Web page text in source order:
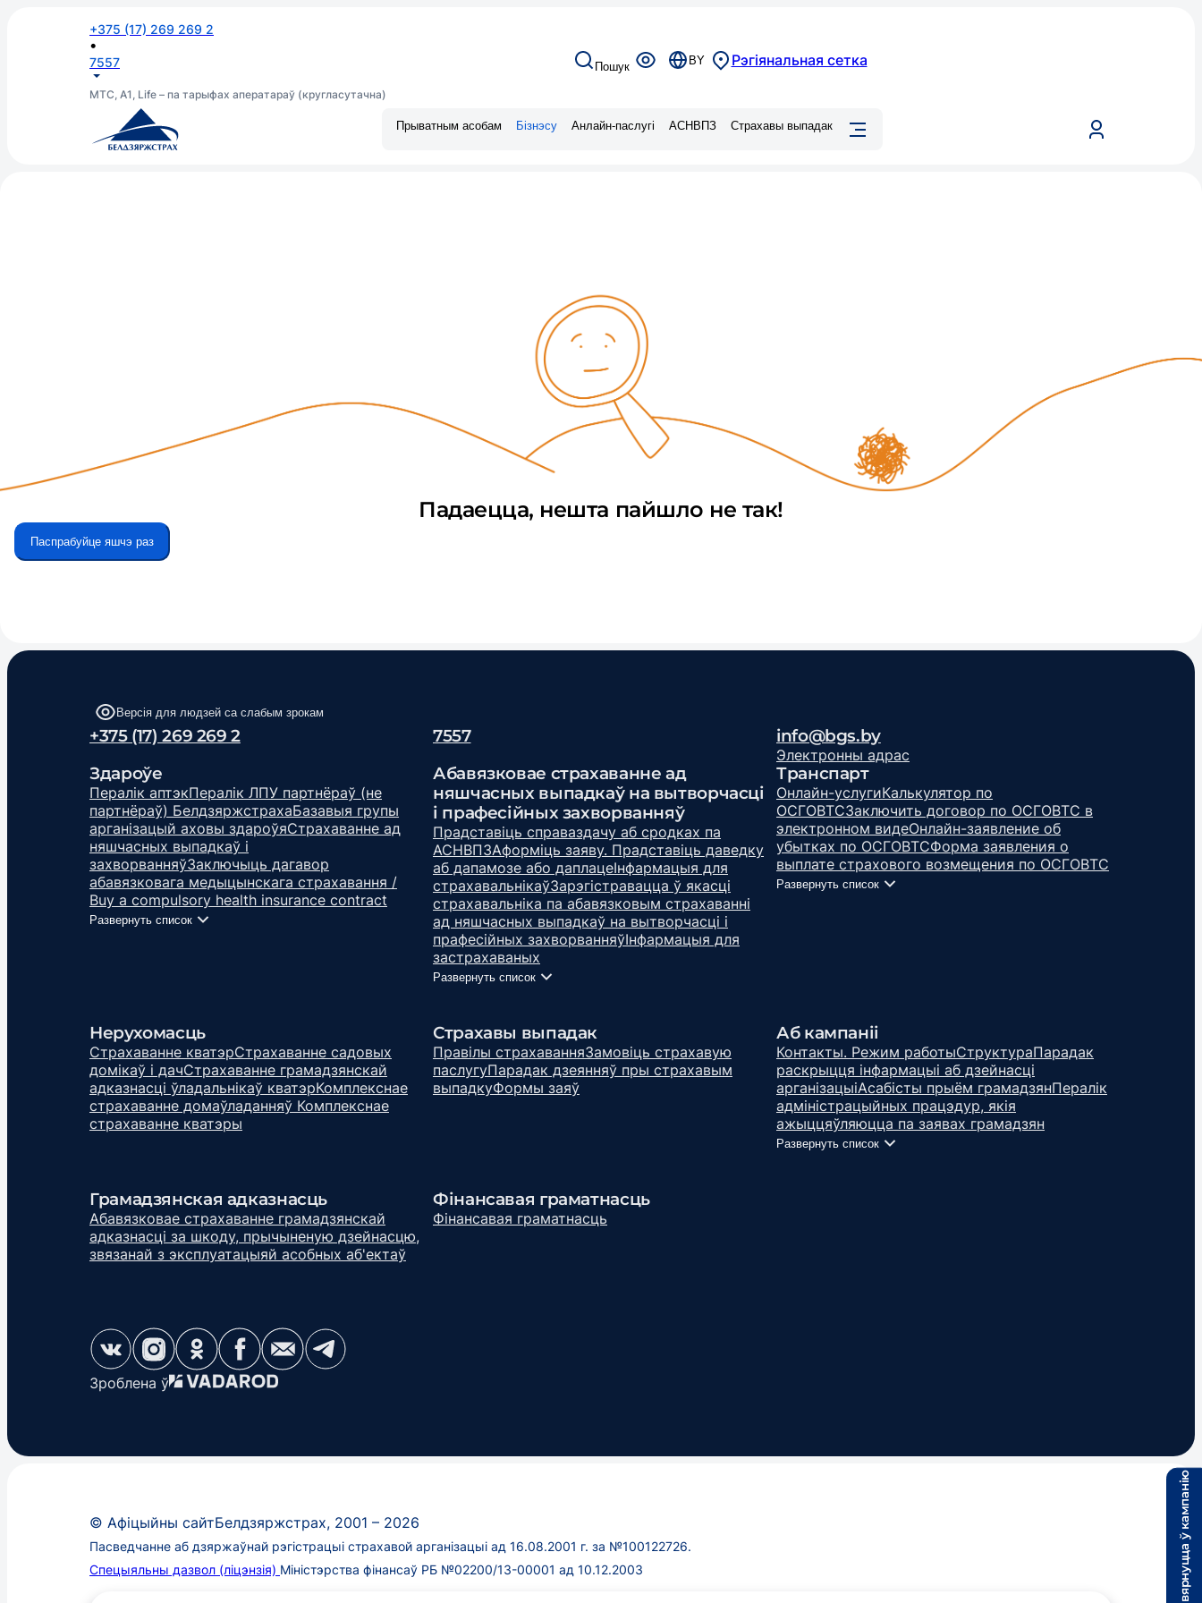
+375 (17) 269 269 2
•
7557
МТС, А1, Life – па тарыфах аператараў (кругласутачна)
Пошук BY Рэгіянальная сетка
Прыватным асобам Бізнэсу Анлайн-паслугі АСНВПЗ Страхавы выпадак
Падаецца, нешта пайшло не так!
Паспрабуйце яшчэ раз
Версія для людзей са слабым зрокам
+375 (17) 269 269 2 7557 info@bgs.by
Электронны адрас
Здароўе
Пералік аптэкПералік ЛПУ партнёраў (не
партнёраў) БелдзяржстрахаБазавыя групы
арганізацый аховы здароўяСтрахаванне ад
няшчасных выпадкаў і
захворванняўЗаключыць дагавор
абавязковага медыцынскага страхавання /
Buy a compulsory health insurance contract
Развернуть список
Абавязковае страхаванне ад
няшчасных выпадкаў на вытворчасці
і прафесійных захворванняў
Прадставіць справаздачу аб сродках па
АСНВПЗАформіць заяву. Прадставіць даведку
аб дапамозе або даплацеІнфармацыя для
страхавальнікаўЗарэгістравацца ў якасці
страхавальніка па абавязковым страхаванні
ад няшчасных выпадкаў на вытворчасці і
прафесійных захворванняўІнфармацыя для
застрахаваных
Развернуть список
Транспарт
Онлайн-услугиКалькулятор по
ОСГОВТСЗаключить договор по ОСГОВТС в
электронном видеОнлайн-заявление об
убытках по ОСГОВТСФорма заявления о
выплате страхового возмещения по ОСГОВТС
Развернуть список
Нерухомасць
Cтрахаванне кватэрСтрахаванне садовых
домікаў і дачСтрахаванне грамадзянскай
адказнасці ўладальнікаў кватэрКомплекснае
страхаванне домаўладанняў Комплекснае
страхаванне кватэры
Страхавы выпадак
Правілы страхаванняЗамовіць страхавую
паслугуПарадак дзеянняў пры страхавым
выпадкуФормы заяў
Аб кампаніі
Контакты. Режим работыСтруктураПарадак
раскрыцця інфармацыі аб дзейнасці
арганізацыіАсабісты прыём грамадзянПералік
адміністрацыйных працэдур, якія
ажыццяўляюцца па заявах грамадзян
Развернуть список
Грамадзянская адказнасць
Абавязковае страхаванне грамадзянскай
адказнасці за шкоду, прычыненую дзейнасцю,
звязанай з эксплуатацыяй асобных аб'ектаў
Фінансавая граматнасць
Фінансавая граматнасць
Зроблена ў
© Афіцыйны сайтБелдзяржстрах, 2001 – 2026
Пасведчанне аб дзяржаўнай рэгістрацыі страхавой арганізацыі ад 16.08.2001 г. за №100122726.
Спецыяльны дазвол (ліцэнзія) Міністэрства фінансаў РБ №02200/13-00001 ад 10.12.2003 Звярнуцца ў кампанію